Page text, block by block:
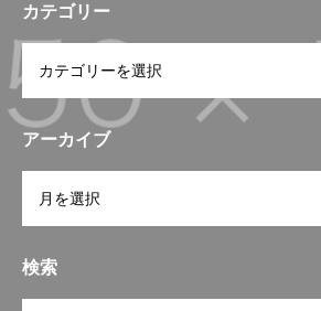
カテゴリー
アーカイブ
検索